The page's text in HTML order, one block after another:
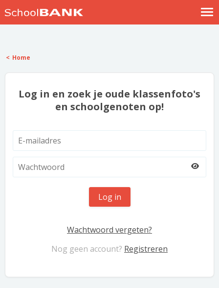
Help
Home
Log in en zoek je oude klassenfoto's
en schoolgenoten op!
Log in
Wachtwoord vergeten?
Nog geen account? Registreren